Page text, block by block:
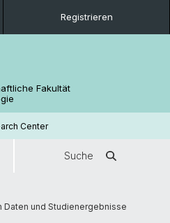
Registrieren
Fakultät
Center
Suche
und Studienergebnisse